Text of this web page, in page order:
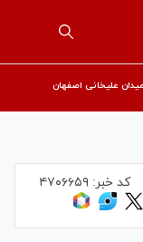
علیخانی اصفهان
کد خبر: ۴۷۰۶۶۵۹